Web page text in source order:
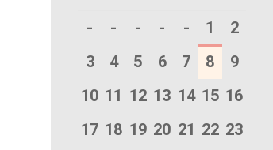
- - - - - 1
2
3
4 5 6 7 8
9
10 11 12 13 14 15 16
17 18 19 20 21 22 23